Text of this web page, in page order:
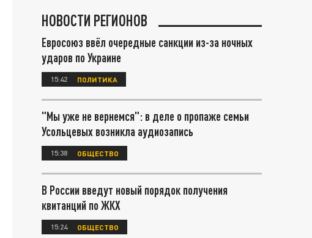
НОВОСТИ РЕГИОНОВ
Евросоюз ввёл очередные санкции из-за ночных
ударов по Украине
15:42 ПОЛИТИКА
"Мы уже не вернемся": в деле о пропаже семьи
Усольцевых возникла аудиозапись
15:38 ОБЩЕСТВО
В России введут новый порядок получения
квитанций по ЖКХ
15:24 ОБЩЕСТВО